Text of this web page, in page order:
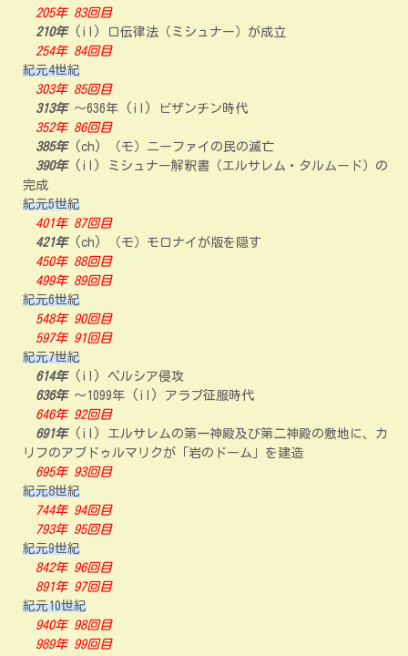
205年 83回目
210年 (il) 口伝律法（ミシュナー）が成立
254年 84回目
紀元4世紀
303年 85回目
313年 ～636年 (il) ビザンチン時代
352年 86回目
385年 (ch) （モ）ニーファイの民の滅亡
390年 (il) ミシュナー解釈書（エルサレム・タルムード）の
完成
紀元5世紀
401年 87回目
421年 (ch) （モ）モロナイが版を隠す
450年 88回目
499年 89回目
紀元6世紀
548年 90回目
597年 91回目
紀元7世紀
614年 (il) ペルシア侵攻
636年 ～1099年 (il) アラブ征服時代
646年 92回目
691年 (il) エルサレムの第一神殿及び第二神殿の敷地に、カ
リフのアブドゥルマリクが「岩のドーム」を建造
695年 93回目
紀元8世紀
744年 94回目
793年 95回目
紀元9世紀
842年 96回目
891年 97回目
紀元10世紀
940年 98回目
989年 99回目